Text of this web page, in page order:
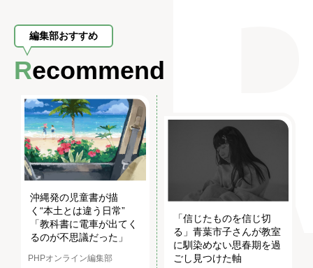
編集部おすすめ
Recommend
沖縄発の児童書が描
く“本土とは違う日常”
「教科書に電車が出てく
るのが不思議だった」
PHPオンライン編集部
「信じたものを信じ切
る」青葉市子さんが教室
に馴染めない思春期を過
ごし見つけた軸